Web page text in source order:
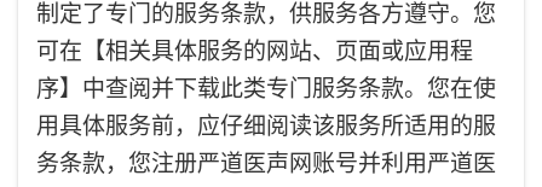
制定了专门的服务条款，供服务各方遵守。您
可在【相关具体服务的网站、页面或应用程
序】中查阅并下载此类专门服务条款。您在使
用具体服务前，应仔细阅读该服务所适用的服
务条款，您注册严道医声网账号并利用严道医